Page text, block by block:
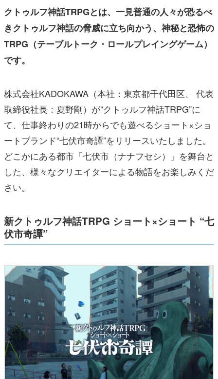
クトゥルフ神話TRPGとは、一見普通の人々が恐るべ
きクトゥルフ神話の脅威に立ち向かう、神秘と恐怖の
TRPG（テーブルトーク・ロールプレイングゲーム）
です。
株式会社KADOKAWA（本社：東京都千代田区、 代表
取締役社長：夏野剛）が“クトゥルフ神話TRPG”に
て、仕事終わりの21時からでも遊べるショート×ショ
ートブランド“七伏市奇譚”をリリースいたしました。
どこかにある都市「七伏市（ナナフセシ）」を舞台と
した、様々なクリエイターによる物語をお楽しみくだ
さい。
新クトゥルフ神話TRPG ショート×ショート “七
伏市奇譚”